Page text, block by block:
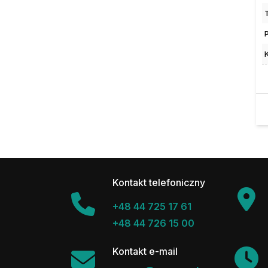
Kontakt telefoniczny
+48 44 725 17 61
+48 44 726 15 00
Kontakt e-mail